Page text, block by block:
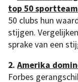
top 50
50 clubs hun
stijgen.
sprake van een
2. Amerika
Forbes